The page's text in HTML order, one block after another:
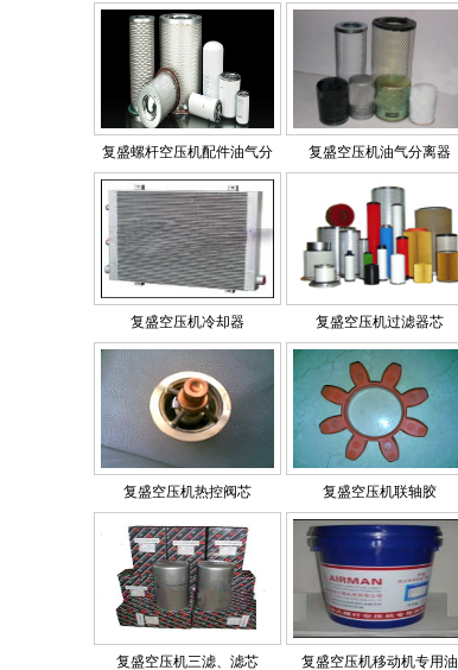
复盛螺杆空压机配件油气分 复盛空压机油气分离器
复盛空压机冷却器 复盛空压机过滤器芯
复盛空压机热控阀芯 复盛空压机联轴胶
复盛空压机三滤、滤芯 复盛空压机移动机专用油